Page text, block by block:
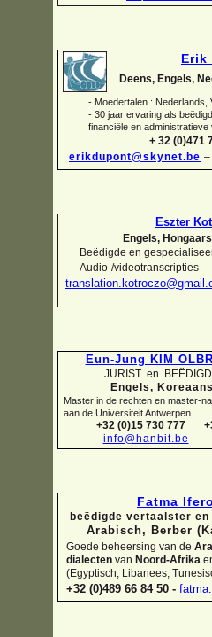
Erik
Deens, Engels,
- Moedertalen : Nederlands,
- 30 jaar ervaring als
financiële en administratieve
+ 32 (0)471
erikdupont@skynet.be –
Eszter
Engels,
Beëdigde en
Audio-/videotranscripties
Eun-Jung KIM
JURIST en
Engels,
Master in de rechten en master-
aan de Universiteit Antwerpen
+32 (0)15 730 777
info@hanbit.be
Fatma
beëdigde vertaalster
Arabisch, Berber
Goede beheersing van de
dialecten van Noord-Afrika
(Egyptisch, Libanees,
+32 (0)489 66 84 50 -